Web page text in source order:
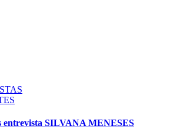
entrevista SILVANA MENESES